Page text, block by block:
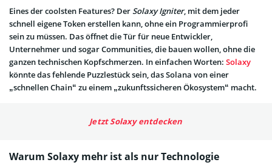
Eines der coolsten Features? DerSolaxy Igniter, mit dem jeder
schnell eigene Token erstellen kann, ohne ein Programmierprofi
sein zu müssen. Das öffnet die Tür für neue Entwickler,
Unternehmer und sogar Communities, die bauen wollen, ohne die
ganzen technischen Kopfschmerzen. In einfachen Worten: Solaxy
könnte das fehlende Puzzlestück sein, das Solana von einer
„schnellen Chain“ zu einem „zukunftssicheren Ökosystem“ macht.
Jetzt Solaxy entdecken
Warum Solaxy mehr ist als nur Technologie